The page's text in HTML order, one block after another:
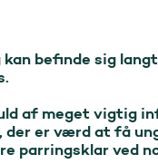
befinde sig
af meget vigtig
er værd at få
parringsklar ved